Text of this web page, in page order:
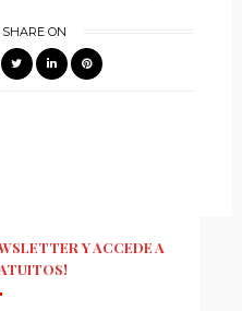
SHARE ON
Y ACCEDE A